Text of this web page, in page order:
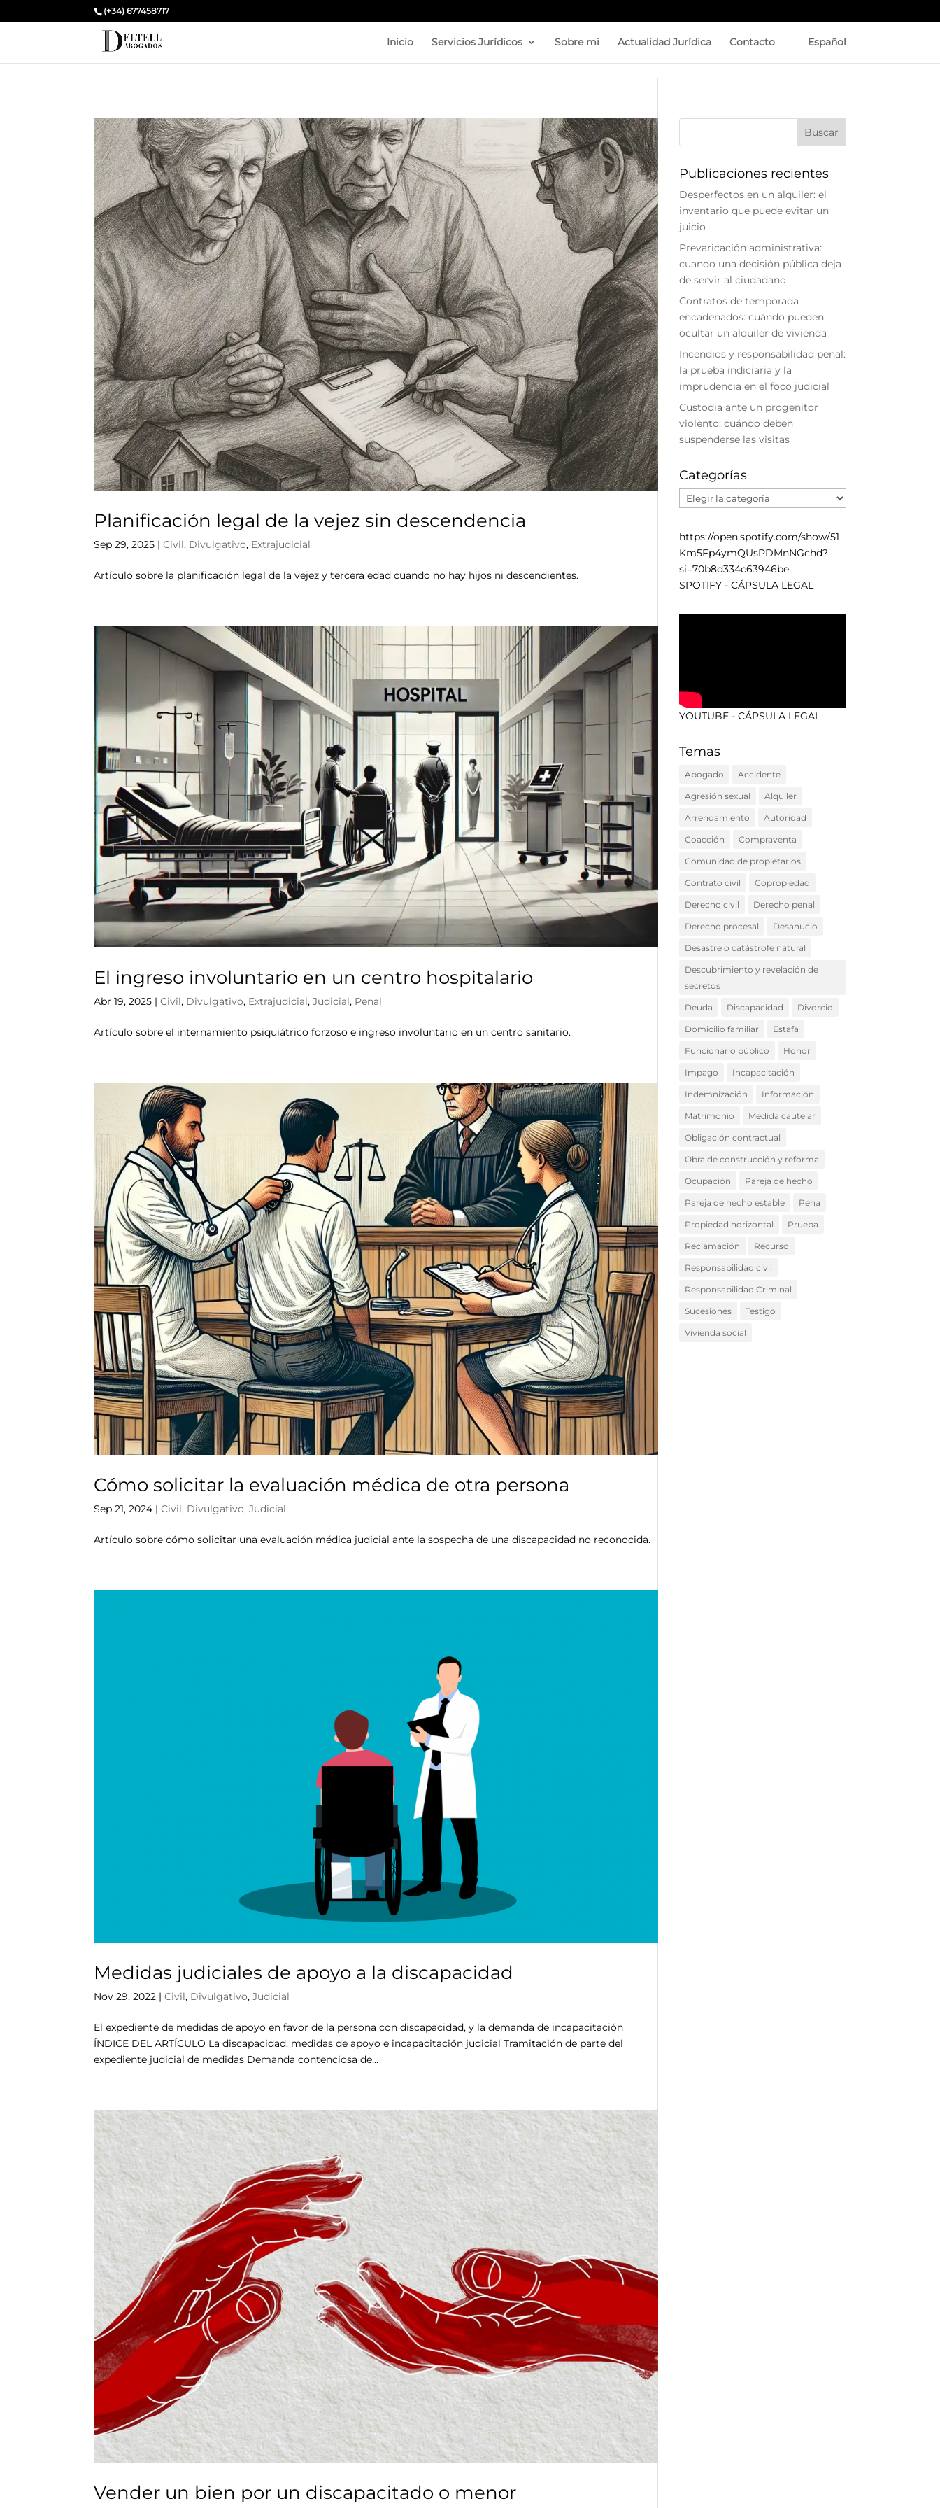
(+34) 677458717
Inicio Servicios Jurídicos Sobre mi Actualidad Jurídica Contacto Español
Planificación legal de la vejez sin descendencia
Sep 29, 2025 |Civil, Divulgativo, Extrajudicial
Artículo sobre la planificación legal de la vejez y tercera edad cuando no hay hijos ni descendientes.
El ingreso involuntario en un centro hospitalario
Abr 19, 2025 |Civil, Divulgativo, Extrajudicial,Judicial, Penal
Artículo sobre el internamiento psiquiátrico forzoso e ingreso involuntario en un centro sanitario.
Cómo solicitar la evaluación médica de otra persona
Sep 21, 2024 |Civil, Divulgativo,Judicial
Artículo sobre cómo solicitar una evaluación médica judicial ante la sospecha de una discapacidad no reconocida.
Medidas judiciales de apoyo a la discapacidad
Nov 29, 2022 |Civil, Divulgativo,Judicial
El expediente de medidas de apoyo en favor de la persona con discapacidad, y la demanda de incapacitación
ÍNDICE DEL ARTÍCULO La discapacidad, medidas de apoyo e incapacitación judicial Tramitación de parte del
expediente judicial de medidas Demanda contenciosa de...
Vender un bien por un discapacitado o menor
Publicaciones recientes
Desperfectos en un alquiler: el
inventario que puede evitar un
juicio
Prevaricación administrativa:
cuando una decisión pública deja
de servir al ciudadano
Contratos de temporada
encadenados: cuándo pueden
ocultar un alquiler de vivienda
Incendios y responsabilidad penal:
la prueba indiciaria y la
imprudencia en el foco judicial
Custodia ante un progenitor
violento: cuándo deben
suspenderse las visitas
Categorías
Categorías
https://open.spotify.com/show/51
Km5Fp4ymQUsPDMnNGchd?
si=70b8d334c63946be
SPOTIFY - CÁPSULA LEGAL
YOUTUBE - CÁPSULA LEGAL
Temas
Abogado Accidente
Agresión sexual Alquiler
Arrendamiento Autoridad
Coacción Compraventa
Comunidad de propietarios
Contrato civil Copropiedad
Derecho civil Derecho penal
Derecho procesal Desahucio
Desastre o catástrofe natural
Descubrimiento y revelación de
secretos
Deuda Discapacidad Divorcio
Domicilio familiar Estafa
Funcionario público Honor
Impago Incapacitación
Indemnización Información
Matrimonio Medida cautelar
Obligación contractual
Obra de construcción y reforma
Ocupación Pareja de hecho
Pareja de hecho estable Pena
Propiedad horizontal Prueba
Reclamación Recurso
Responsabilidad civil
Responsabilidad Criminal
Sucesiones Testigo
Vivienda social